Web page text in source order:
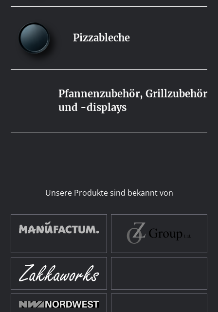
Pizzableche
Pfannenzubehör, Grillzubehör
und -displays
Unsere Produkte sind bekannt von